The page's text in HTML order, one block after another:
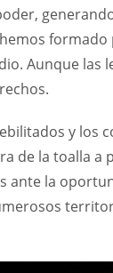
Aunque las
y los
de la toalla a
ante la